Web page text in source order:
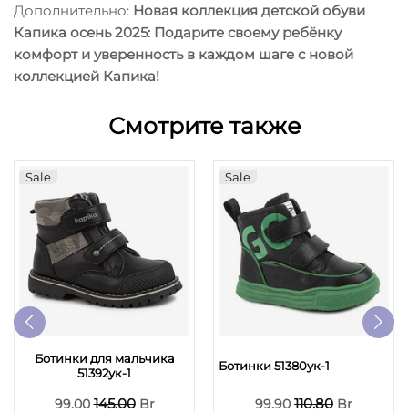
Дополнительно: Новая коллекция детской обуви
Капика осень 2025: Подарите своему ребёнку
комфорт и уверенность в каждом шаге с новой
коллекцией Капика!
Смотрите также
Sale
Ботинки для мальчика
51392ук-1
99.00145.00Br
Sale
Ботинки 51380ук-1
99.90 110.80 Br